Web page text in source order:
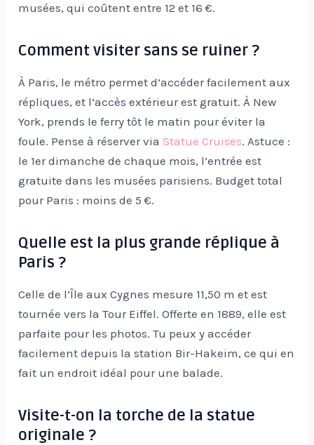
musées, qui coûtent entre 12 et 16 €.
Comment visiter sans se ruiner ?
À Paris, le métro permet d’accéder facilement aux
répliques, et l’accès extérieur est gratuit. À New
York, prends le ferry tôt le matin pour éviter la
foule. Pense à réserver viaStatue Cruises. Astuce :
le 1er dimanche de chaque mois, l’entrée est
gratuite dans les musées parisiens. Budget total
pour Paris : moins de 5 €.
Quelle est la plus grande réplique à
Paris ?
Celle de l’Île aux Cygnes mesure 11,50 m et est
tournée vers la Tour Eiffel. Offerte en 1889, elle est
parfaite pour les photos. Tu peux y accéder
facilement depuis la station Bir-Hakeim, ce qui en
fait un endroit idéal pour une balade.
Visite-t-on la torche de la statue
originale ?